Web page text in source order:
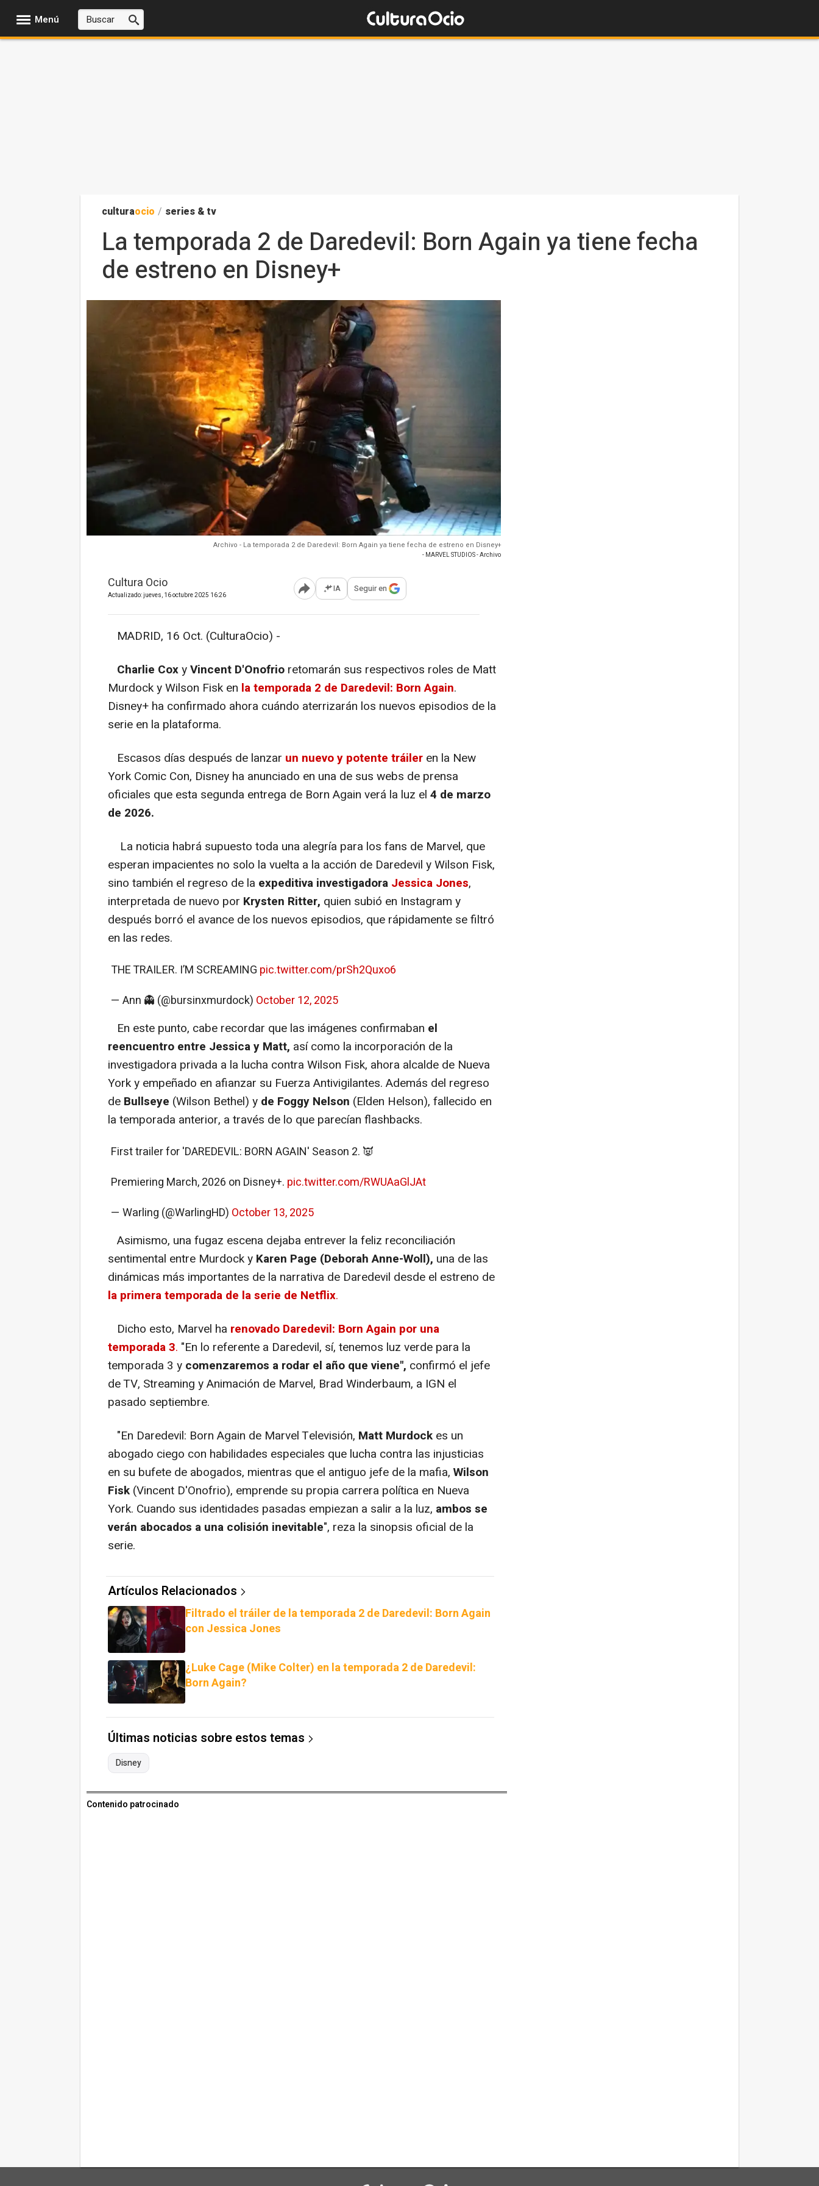
Menú
culturaocio / series & tv
La temporada 2 de Daredevil: Born Again ya tiene fecha
de estreno en Disney+
Archivo - La temporada 2 de Daredevil: Born Again ya tiene fecha de estreno en Disney+
- MARVEL STUDIOS - Archivo
Cultura Ocio
Actualizado: jueves, 16 octubre 2025 16:26 Abrir opciones para compartir
IA Seguir en
MADRID, 16 Oct. (CulturaOcio) -
Charlie CoxyVincent D'Onofrio retomarán sus respectivos roles de Matt
Murdock y Wilson Fisk en la temporada 2 de Daredevil: Born Again.
Disney+ ha confirmado ahora cuándo aterrizarán los nuevos episodios de la
serie en la plataforma.
Escasos días después de lanzar un nuevo y potente tráiler en la New
York Comic Con, Disney ha anunciado en una de sus webs de prensa
oficiales que esta segunda entrega de Born Again verá la luz el 4 de marzo
de 2026.
La noticia habrá supuesto toda una alegría para los fans de Marvel, que
esperan impacientes no solo la vuelta a la acción de Daredevil y Wilson Fisk,
sino también el regreso de la expeditiva investigadora Jessica Jones,
interpretada de nuevo por Krysten Ritter, quien subió en Instagram y
después borró el avance de los nuevos episodios, que rápidamente se filtró
en las redes.
THE TRAILER. I’M SCREAMING pic.twitter.com/prSh2Quxo6
— Ann 👻 (@bursinxmurdock) October 12, 2025
En este punto, cabe recordar que las imágenes confirmaban el
reencuentro entre Jessica y Matt, así como la incorporación de la
investigadora privada a la lucha contra Wilson Fisk, ahora alcalde de Nueva
York y empeñado en afianzar su Fuerza Antivigilantes. Además del regreso
de Bullseye (Wilson Bethel) y de Foggy Nelson (Elden Helson), fallecido en
la temporada anterior, a través de lo que parecían flashbacks.
First trailer for 'DAREDEVIL: BORN AGAIN' Season 2. 👿
Premiering March, 2026 on Disney+. pic.twitter.com/RWUAaGlJAt
— Warling (@WarlingHD) October 13, 2025
Asimismo, una fugaz escena dejaba entrever la feliz reconciliación
sentimental entre Murdock y Karen Page (Deborah Anne-Woll), una de las
dinámicas más importantes de la narrativa de Daredevil desde el estreno de
la primera temporada de la serie de Netflix.
Dicho esto, Marvel ha renovado Daredevil: Born Again por una
temporada 3. "En lo referente a Daredevil, sí, tenemos luz verde para la
temporada 3 y comenzaremos a rodar el año que viene", confirmó el jefe
de TV, Streaming y Animación de Marvel, Brad Winderbaum, a IGN el
pasado septiembre.
"En Daredevil: Born Again de Marvel Televisión, Matt Murdock es un
abogado ciego con habilidades especiales que lucha contra las injusticias
en su bufete de abogados, mientras que el antiguo jefe de la mafia, Wilson
Fisk (Vincent D'Onofrio), emprende su propia carrera política en Nueva
York. Cuando sus identidades pasadas empiezan a salir a la luz, ambos se
verán abocados a una colisión inevitable", reza la sinopsis oficial de la
serie.
Artículos Relacionados
Filtrado el tráiler de la temporada 2 de Daredevil: Born Again
con Jessica Jones
¿Luke Cage (Mike Colter) en la temporada 2 de Daredevil:
Born Again?
Últimas noticias sobre estos temas
Disney
Contenido patrocinado